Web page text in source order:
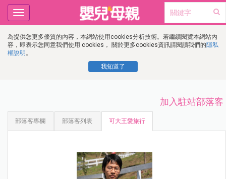
為提供您更多優質的內容，本網站使用cookies分析技術。若繼續閱覽本網站內
容，即表示您同意我們使用 cookies， 關於更多cookies資訊請閱讀我們的隱私
權說明 。
我知道了
Toggle
navigation
加入駐站部落客
部落客專欄 部落客列表 可大王愛旅行